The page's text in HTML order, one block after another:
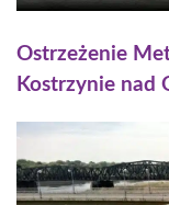
Ostrzeżenie
Kostrzynie nad